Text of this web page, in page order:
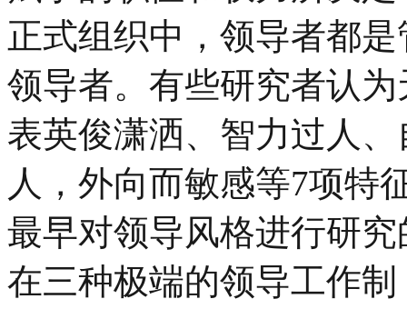
正式组织中，领导者都
领导者。有些研究者认
表英俊潇洒、智力过人
人，外向而敏感等7项特
最早对领导风格进行研
在三种极端的领导工作